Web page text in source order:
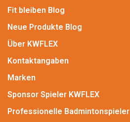
Fit bleiben Blog
Neue Produkte Blog
Über KWFLEX
Kontaktangaben
Marken
Sponsor Spieler KWFLEX
Professionelle Badmintonspieler